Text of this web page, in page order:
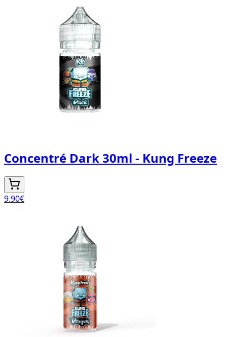
Concentré Dark 30ml - Kung Freeze
9.90€